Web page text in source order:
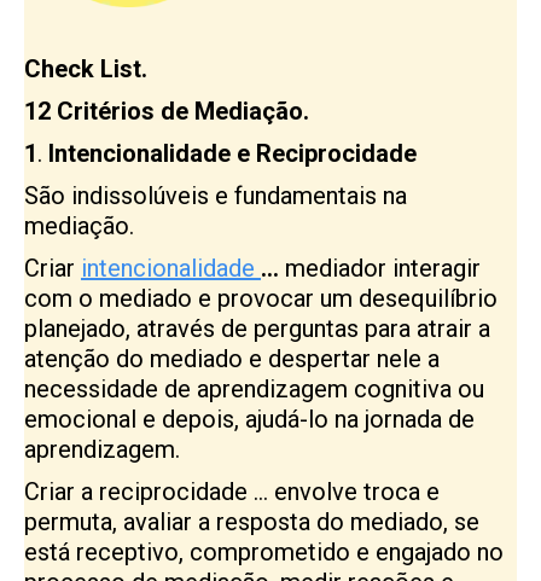
Check List.
12 Critérios de Mediação.
1. Intencionalidade e Reciprocidade
São indissolúveis e fundamentais na
mediação.
Criar intencionalidade … mediador interagir
com o mediado e provocar um desequilíbrio
planejado, através de perguntas para atrair a
atenção do mediado e despertar nele a
necessidade de aprendizagem cognitiva ou
emocional e depois, ajudá-lo na jornada de
aprendizagem.
Criar a reciprocidade … envolve troca e
permuta, avaliar a resposta do mediado, se
está receptivo, comprometido e engajado no